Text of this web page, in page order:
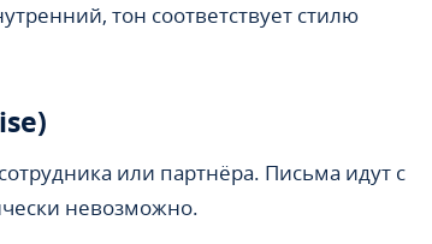
тон соответствует стилю
или партнёра. Письма идут с
невозможно.